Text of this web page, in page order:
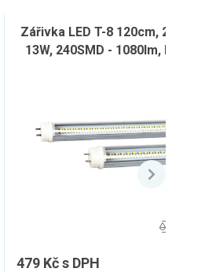
Zářivka LED T-8 120cm, 230V,
13W, 240SMD - 1080lm, kryt
479 Kč s DPH